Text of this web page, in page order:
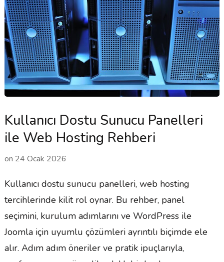
Kullanıcı Dostu Sunucu Panelleri
ile Web Hosting Rehberi
on 24 Ocak 2026
Kullanıcı dostu sunucu panelleri, web hosting
tercihlerinde kilit rol oynar. Bu rehber, panel
seçimini, kurulum adımlarını ve WordPress ile
Joomla için uyumlu çözümleri ayrıntılı biçimde ele
alır. Adım adım öneriler ve pratik ipuçlarıyla,